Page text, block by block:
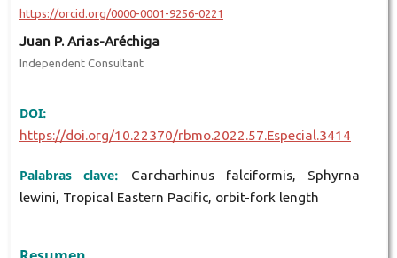
https://orcid.org/0000-0001-9256-0221
Juan P. Arias-Aréchiga
Independent Consultant
DOI:
https://doi.org/10.22370/rbmo.2022.57.Especial.3414
Palabras clave:
Carcharhinus falciformis, Sphyrna
lewini, Tropical Eastern Pacific, orbit-fork length